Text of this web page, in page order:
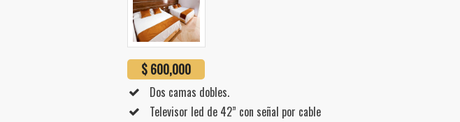
$ 600,000
Dos camas dobles.
Televisor led de 42” con señal por cable